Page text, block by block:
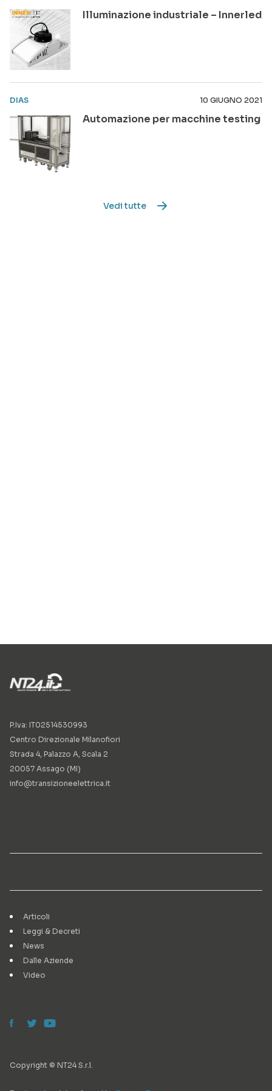
Illuminazione industriale – Innerled
DIAS 10 GIUGNO 2021
Automazione per macchine testing
Vedi tutte
P.Iva: IT02514530993
Centro Direzionale Milanofiori
Strada 4, Palazzo A, Scala 2
20057 Assago (MI)
info@transizioneelettrica.it
Articoli
Leggi & Decreti
News
Dalle Aziende
Video
Copyright © NT24 S.r.l.